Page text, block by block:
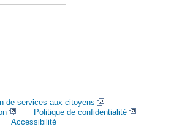
de services aux citoyens
Politique de confidentialité
Accessibilité